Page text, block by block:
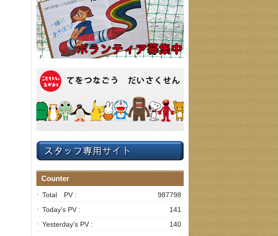
Counter
987798
Total PV :
141
Today's PV :
140
Yesterday's PV :